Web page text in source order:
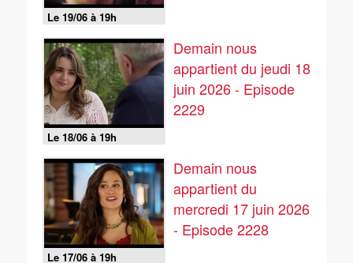
Le 19/06 à 19h
Le 18/06 à 19h
Demain nous
appartient du jeudi 18
juin 2026 - Episode
2229
Le 17/06 à 19h
Demain nous
appartient du
mercredi 17 juin 2026
- Episode 2228